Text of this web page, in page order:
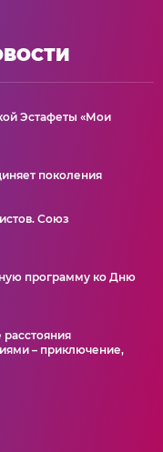
Эстафеты «Мои
поколения
Союз
программу ко Дню
– приключение,